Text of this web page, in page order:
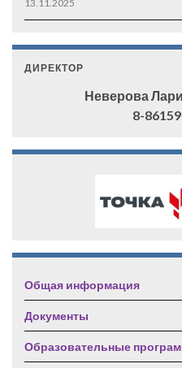
13.11.2025
ДИРЕКТОР
Неверова
8-
Общая информация
Документы
Образовательные